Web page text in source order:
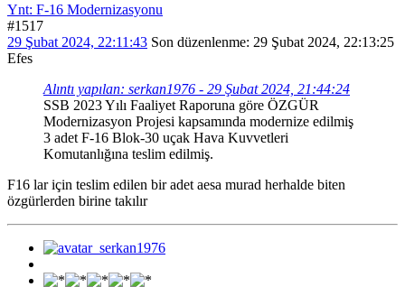
Ynt: F-16 Modernizasyonu
#1517
29 Şubat 2024, 22:11:43 Son düzenlenme: 29 Şubat 2024, 22:13:25
Efes
Alıntı yapılan: serkan1976 - 29 Şubat 2024, 21:44:24
SSB 2023 Yılı Faaliyet Raporuna göre ÖZGÜR
Modernizasyon Projesi kapsamında modernize edilmiş
3 adet F-16 Blok-30 uçak Hava Kuvvetleri
Komutanlığına teslim edilmiş.
F16 lar için teslim edilen bir adet aesa murad herhalde biten
özgürlerden birine takılır